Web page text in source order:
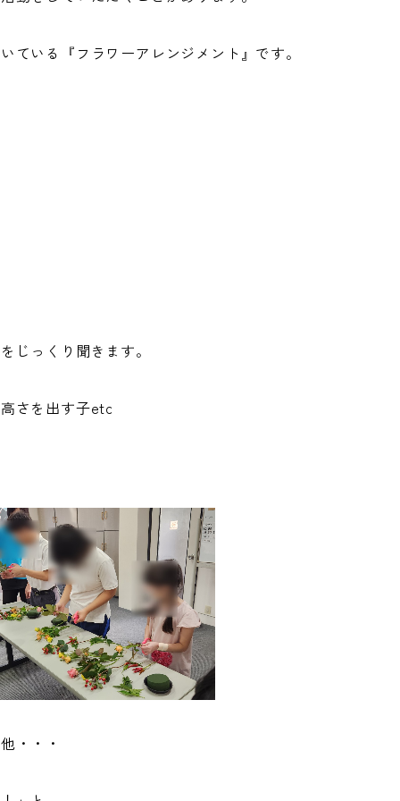
ている『フラワーアレンジメント』です。
じっくり聞きます。
さを出す子etc
・・・